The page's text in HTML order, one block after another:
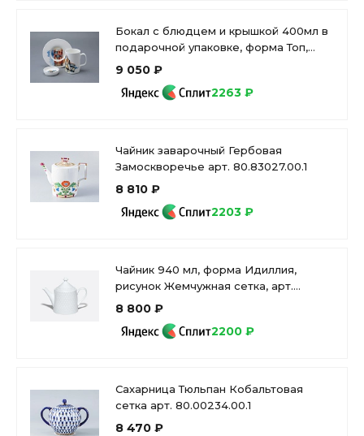
Бокал с блюдцем и крышкой 400мл в
подарочной упаковке, форма Топ,
рисунокAtomic Heart (Атомное
9 050 ₽
2263 ₽
Чайник заварочный Гербовая
Замоскворечье арт. 80.83027.00.1
8 810 ₽
2203 ₽
Чайник 940 мл, форма Идиллия,
рисунок Жемчужная сетка, арт.
80.02909.00.1
8 800 ₽
2200 ₽
Сахарница Тюльпан Кобальтовая
сетка арт. 80.00234.00.1
8 470 ₽